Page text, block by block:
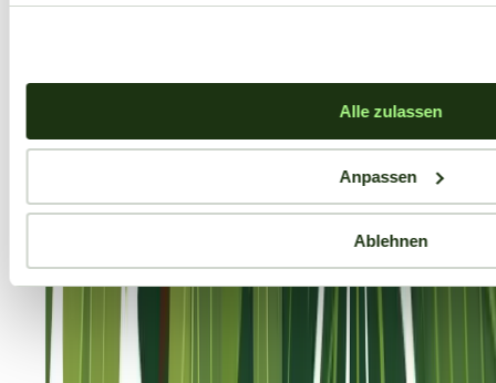
Alle zulassen
Anpassen
Ablehnen